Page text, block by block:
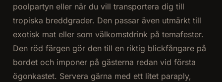
poolpartyn eller när du vill transportera dig till
tropiska breddgrader. Den passar även utmärkt till
exotisk mat eller som välkomstdrink på temafester.
Den röd färgen gör den till en riktig blickfångare på
bordet och imponer på gästerna redan vid första
ögonkastet. Servera gärna med ett litet paraply,